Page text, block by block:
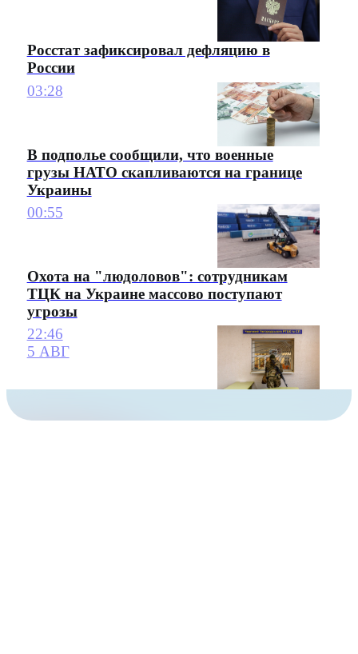
Росстат зафиксировал дефляцию в
России
03:28
В подполье сообщили, что военные
грузы НАТО скапливаются на границе
Украины
00:55
Охота на "людоловов": сотрудникам
ТЦК на Украине массово поступают
угрозы
22:46
5 АВГ